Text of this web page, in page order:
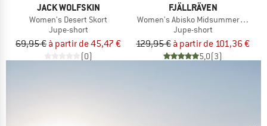
JACK WOLFSKIN
Women's Desert Skort
Jupe-short
69,95 € à partir de 45,47 €
(0)
FJÄLLRÄVEN
Women's Abisko Midsummer Skort
Jupe-short
129,95 € à partir de 101,36 €
5,0(3)